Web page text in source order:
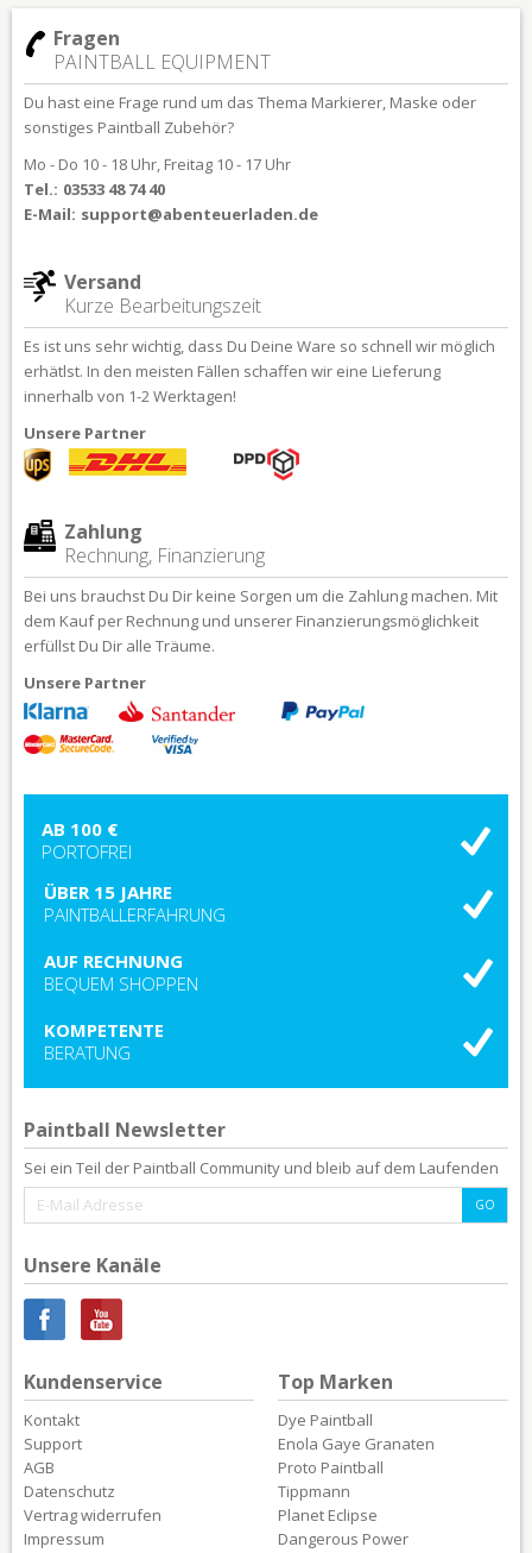
Fragen
PAINTBALL EQUIPMENT
Du hast eine Frage rund um das Thema Markierer, Maske oder
sonstiges Paintball Zubehör?
Mo - Do 10 - 18 Uhr, Freitag 10 - 17 Uhr
Tel.: 03533 48 74 40
E-Mail: support@abenteuerladen.de
Versand
Kurze Bearbeitungszeit
Es ist uns sehr wichtig, dass Du Deine Ware so schnell wir möglich
erhätlst. In den meisten Fällen schaffen wir eine Lieferung
innerhalb von 1-2 Werktagen!
Unsere Partner
Zahlung
Rechnung, Finanzierung
Bei uns brauchst Du Dir keine Sorgen um die Zahlung machen. Mit
dem Kauf per Rechnung und unserer Finanzierungsmöglichkeit
erfüllst Du Dir alle Träume.
Unsere Partner
AB 100 €
PORTOFREI
ÜBER 15 JAHRE
PAINTBALLERFAHRUNG
AUF RECHNUNG
BEQUEM SHOPPEN
KOMPETENTE
BERATUNG
Paintball Newsletter
Sei ein Teil der Paintball Community und bleib auf dem Laufenden
Unsere Kanäle
Kundenservice
Kontakt
Support
AGB
Datenschutz
Vertrag widerrufen
Impressum
Top Marken
Dye Paintball
Enola Gaye Granaten
Proto Paintball
Tippmann
Planet Eclipse
Dangerous Power